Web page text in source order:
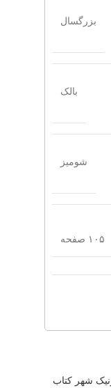
بزرگسال
بالک
شومیز
۱۰۵ صفحه